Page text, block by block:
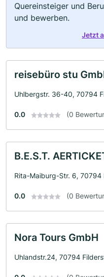
Quereinsteiger und
und bewerben.
Jetzt
reisebüro stu
Uhlbergstr. 36-40, 70794
0.0 (0
B.E.S.T.
Rita-Maiburg-Str. 6, 70794
0.0 (0
Nora Tours GmbH
Uhlandstr.24, 70794